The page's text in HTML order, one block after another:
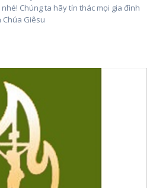
Chúng ta hãy tín thác mọi gia đình
Chúa Giêsu